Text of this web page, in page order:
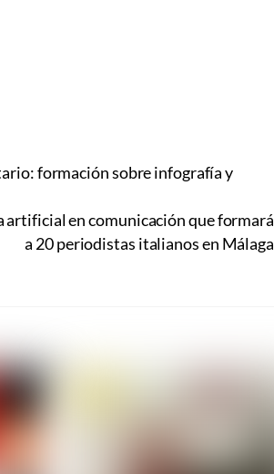
formación sobre infografía y
artificial en comunicación que formará
a 20 periodistas italianos en Málaga